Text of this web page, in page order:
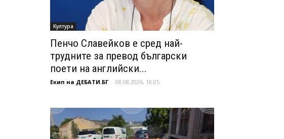
Култура
Пенчо Славейков е сред най-
трудните за превод български
поети на английски...
Екип на ДЕБАТИ.БГ - 08.08.2026, 18:05